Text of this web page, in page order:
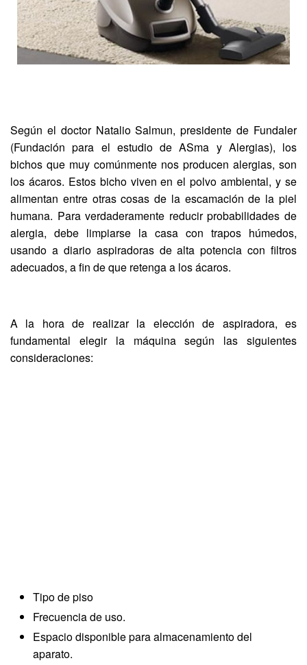
Según el doctor Natalio Salmun, presidente de Fundaler
(Fundación para el estudio de ASma y Alergias), los
bichos que muy comúnmente nos producen alergias, son
los ácaros. Estos bicho viven en el polvo ambiental, y se
alimentan entre otras cosas de la escamación de la piel
humana. Para verdaderamente reducir probabilidades de
alergia, debe limpiarse la casa con trapos húmedos,
usando a diario aspiradoras de alta potencia con filtros
adecuados, a fin de que retenga a los ácaros.
A la hora de realizar la elección de aspiradora, es
fundamental elegir la máquina según las siguientes
consideraciones:
Tipo de piso
Frecuencia de uso.
Espacio disponible para almacenamiento del
aparato.